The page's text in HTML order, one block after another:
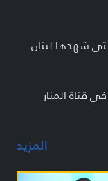
شهدها لبنان
قناة المنار
المزيد